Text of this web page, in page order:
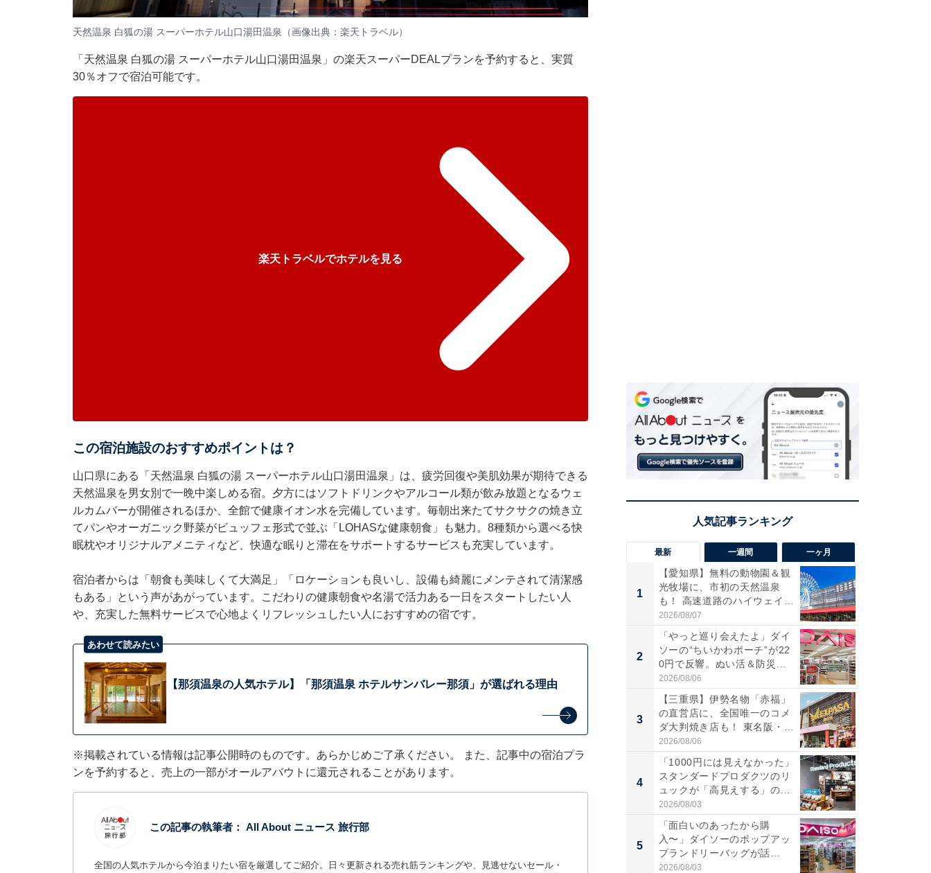
天然温泉 白狐の湯 スーパーホテル山口湯田温泉（画像出典：楽天トラベル）
「天然温泉 白狐の湯 スーパーホテル山口湯田温泉」の楽天スーパーDEALプランを予約すると、実質
30％オフで宿泊可能です。
楽天トラベルでホテルを見る
この宿泊施設のおすすめポイントは？
山口県にある「天然温泉 白狐の湯 スーパーホテル山口湯田温泉」は、疲労回復や美肌効果が期待できる
天然温泉を男女別で一晩中楽しめる宿。夕方にはソフトドリンクやアルコール類が飲み放題となるウェ
ルカムバーが開催されるほか、全館で健康イオン水を完備しています。毎朝出来たてサクサクの焼き立
てパンやオーガニック野菜がビュッフェ形式で並ぶ「LOHASな健康朝食」も魅力。8種類から選べる快
眠枕やオリジナルアメニティなど、快適な眠りと滞在をサポートするサービスも充実しています。
宿泊者からは「朝食も美味しくて大満足」「ロケーションも良いし、設備も綺麗にメンテされて清潔感
もある」という声があがっています。こだわりの健康朝食や名湯で活力ある一日をスタートしたい人
や、充実した無料サービスで心地よくリフレッシュしたい人におすすめの宿です。
あわせて読みたい
【那須温泉の人気ホテル】「那須温泉 ホテルサンバレー那須」が選ばれる理由
※掲載されている情報は記事公開時のものです。あらかじめご了承ください。 また、記事中の宿泊プラ
ンを予約すると、売上の一部がオールアバウトに還元されることがあります。
この記事の執筆者： All About ニュース 旅行部
全国の人気ホテルから今泊まりたい宿を厳選してご紹介。日々更新される売れ筋ランキングや、見逃せないセール・
最新 一週間 一ヶ月
1
【愛知県】無料の動物園＆観
光牧場に、市初の天然温泉
も！ 高速道路のハイウェイオ
ア...
2026/08/07
2
「やっと巡り会えたよ」ダイ
ソーの“ちいかわポーチ”が22
0円で反響。ぬい活＆防災...
2026/08/06
3
【三重県】伊勢名物「赤福」
の直営店に、全国唯一のコメ
ダ大判焼き店も！ 東名阪・
伊...
2026/08/06
4
「1000円には見えなかった」
スタンダードプロダクツのリ
ュックが「高見えする」の...
2026/08/03
5
「面白いのあったから購
入〜」ダイソーのポップアッ
プランドリーバッグが話
題。“さま...
2026/08/03